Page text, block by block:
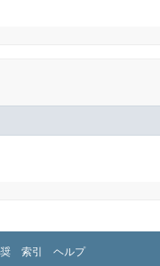
索引 ヘルプ